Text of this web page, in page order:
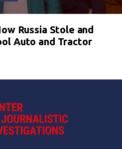
Russia Stole and
Auto and Tractor